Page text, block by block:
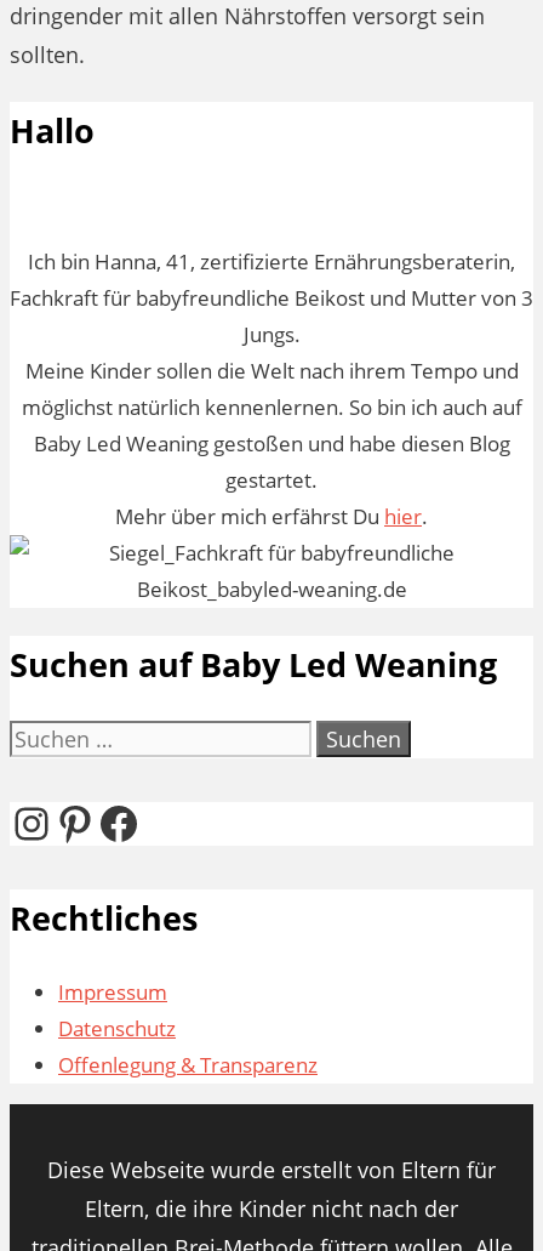
dringender mit allen Nährstoffen versorgt sein
sollten.
Hallo
Ich bin Hanna, 41, zertifizierte Ernährungsberaterin,
Fachkraft für babyfreundliche Beikost und Mutter von 3
Jungs.
Meine Kinder sollen die Welt nach ihrem Tempo und
möglichst natürlich kennenlernen. So bin ich auch auf
Baby Led Weaning gestoßen und habe diesen Blog
gestartet.
Mehr über mich erfährst Du hier.
Suchen auf Baby Led Weaning
Suchen
Instagram
Pinterest
Facebook
Rechtliches
Impressum
Datenschutz
Offenlegung & Transparenz
Diese Webseite wurde erstellt von Eltern für
Eltern, die ihre Kinder nicht nach der